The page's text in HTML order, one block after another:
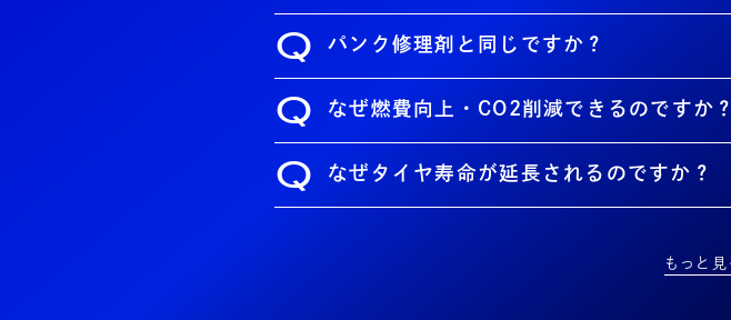
Q パンク修理剤と同じですか？
Q なぜ燃費向上・CO2削減できるのですか？
Q なぜタイヤ寿命が延長されるのですか？
もっと見